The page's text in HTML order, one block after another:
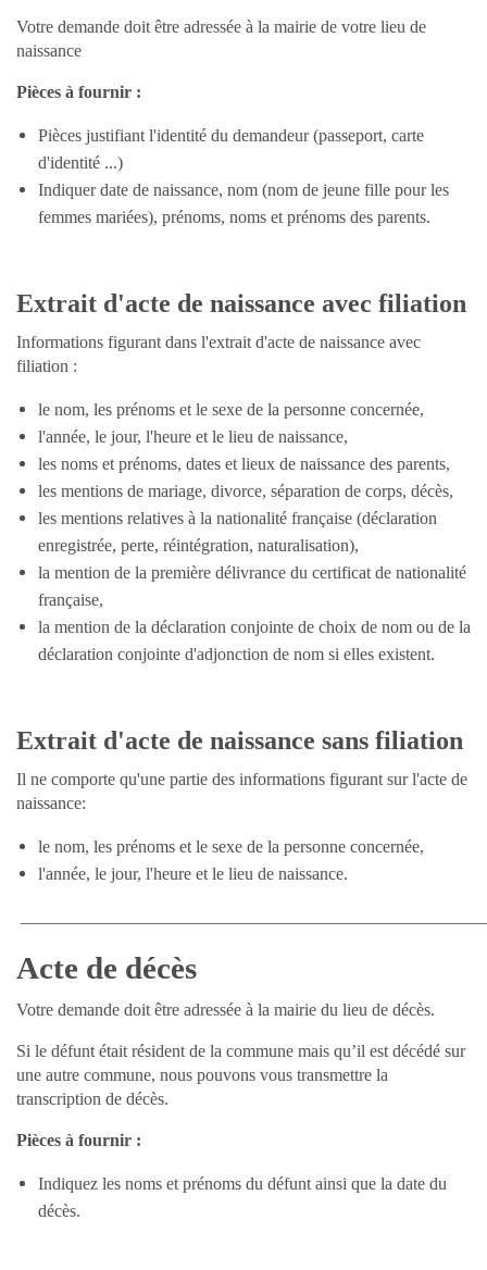
BACK
A SQUADRA
L'ÉQUIPE
ATTUALITÀ
CIVILITÀ
ÉTAT CIVIL
MATRIMONIU È PACS
BACK
I PAISOLI
LES HAMEAUX
Votre demande doit être adressée à la mairie de votre lieu de
naissance
Pièces à fournir :
Pièces justifiant l'identité du demandeur (passeport, carte
d'identité ...)
Indiquer date de naissance, nom (nom de jeune fille pour les
femmes mariées), prénoms, noms et prénoms des parents.
Extrait d'acte de naissance avec filiation
Informations figurant dans l'extrait d'acte de naissance avec
filiation :
le nom, les prénoms et le sexe de la personne concernée,
l'année, le jour, l'heure et le lieu de naissance,
les noms et prénoms, dates et lieux de naissance des parents,
les mentions de mariage, divorce, séparation de corps, décès,
les mentions relatives à la nationalité française (déclaration
enregistrée, perte, réintégration, naturalisation),
la mention de la première délivrance du certificat de nationalité
française,
la mention de la déclaration conjointe de choix de nom ou de la
déclaration conjointe d'adjonction de nom si elles existent.
Extrait d'acte de naissance sans filiation
Il ne comporte qu'une partie des informations figurant sur l'acte de
naissance:
le nom, les prénoms et le sexe de la personne concernée,
l'année, le jour, l'heure et le lieu de naissance.
Acte de décès
Votre demande doit être adressée à la mairie du lieu de décès.
Si le défunt était résident de la commune mais qu’il est décédé sur
une autre commune, nous pouvons vous transmettre la
transcription de décès.
Pièces à fournir :
Indiquez les noms et prénoms du défunt ainsi que la date du
décès.